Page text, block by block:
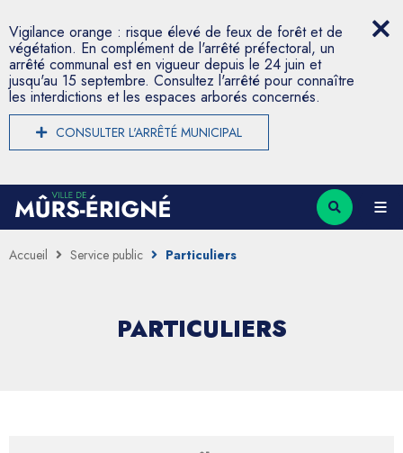
Vigilance orange : risque élevé de feux de forêt et de
végétation. En complément de l'arrêté préfectoral, un
arrêté communal est en vigueur depuis le 24 juin et
jusqu'au 15 septembre. Consultez l'arrêté pour connaître
les interdictions et les espaces arborés concernés.
CONSULTER L'ARRÊTÉ MUNICIPAL
Accueil Service public Particuliers
PARTICULIERS